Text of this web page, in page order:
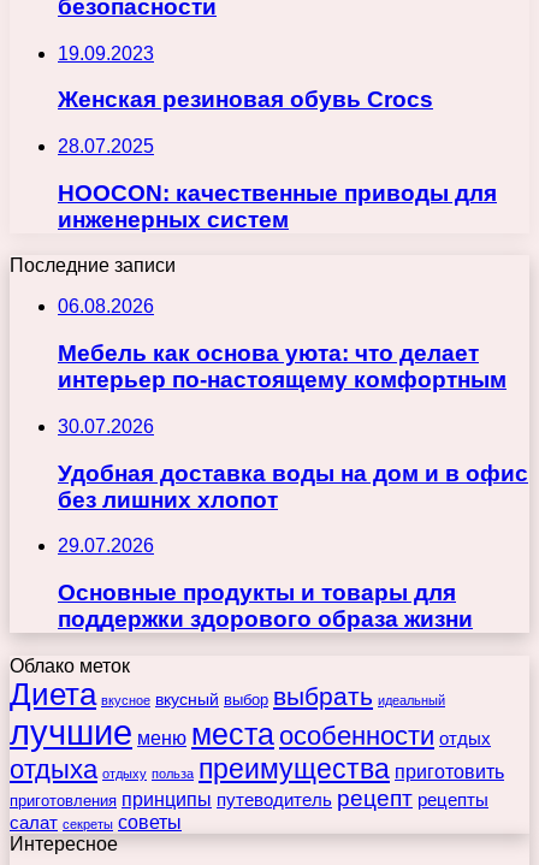
безопасности
19.09.2023
Женская резиновая обувь Crocs
28.07.2025
HOOCON: качественные приводы для
инженерных систем
Последние записи
06.08.2026
Мебель как основа уюта: что делает
интерьер по-настоящему комфортным
30.07.2026
Удобная доставка воды на дом и в офис
без лишних хлопот
29.07.2026
Основные продукты и товары для
поддержки здорового образа жизни
Облако меток
Диета вкусное вкусный выбор выбрать идеальный
лучшие меню места особенности отдых
отдыха отдыху польза преимущества приготовить
приготовления принципы путеводитель рецепт рецепты
салат секреты советы
Интересное